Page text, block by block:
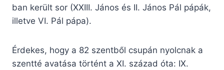
ban került sor (XXIII. János és II. János Pál pápák,
illetve VI. Pál pápa).
Érdekes, hogy a 82 szentből csupán nyolcnak a
szentté avatása történt a XI. század óta: IX.